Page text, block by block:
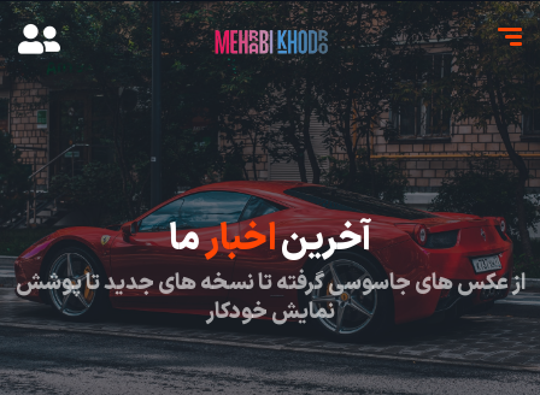
آخریناخبارما
از عکس های جاسوسی گرفته تا نسخه های جدید تا پوشش
نمایش خودکار